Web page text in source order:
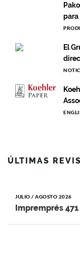
para
El
ÚLTIMAS
JULIO / AGOSTO 2026
Impremprés 471